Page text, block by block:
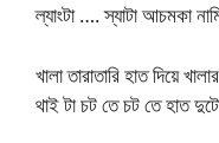
ল্যাংটা …. স্যাটা আচমকা
খালা তারাতারি হাত দিয়ে
থাই টা চট তে চট তে হাত